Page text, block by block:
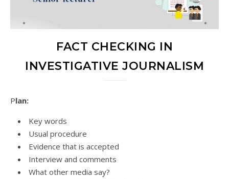
FACT CHECKING IN
INVESTIGATIVE JOURNALISM
Plan:
Key words
Usual procedure
Evidence that is accepted
Interview and comments
What other media say?